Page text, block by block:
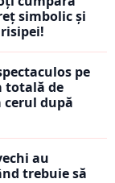
simbolic și
pe
totală de
cerul după
au
trebuie să